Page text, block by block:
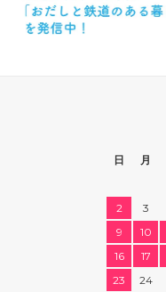
日
月
2
3
9
10
16
17
23
24